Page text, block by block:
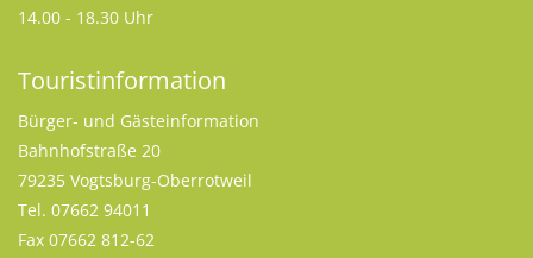
14.00 - 18.30 Uhr
Touristinformation
Bürger- und Gästeinformation
Bahnhofstraße 20
79235 Vogtsburg-Oberrotweil
Tel. 07662 94011
Fax 07662 812-62